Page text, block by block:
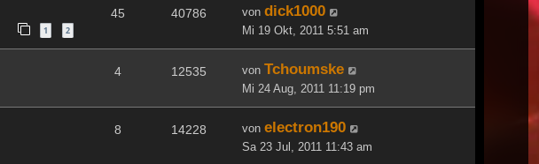
1 2
45 40786 von dick1000
Mi 19 Okt, 2011 5:51 am
4 12535 von Tchoumske
Mi 24 Aug, 2011 11:19 pm
8 14228 von electron190
Sa 23 Jul, 2011 11:43 am